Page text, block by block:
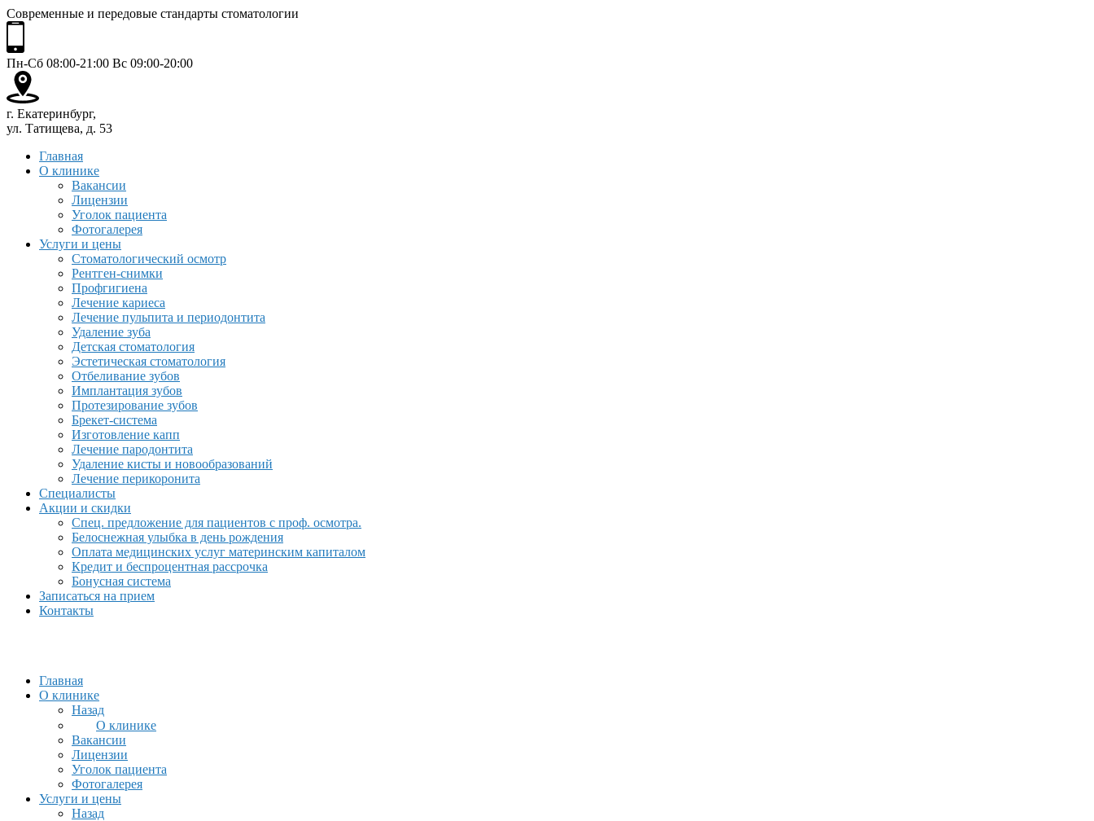
Современные и передовые стандарты стоматологии
Пн-Сб 08:00-21:00 Вс 09:00-20:00
г. Екатеринбург,
ул. Татищева, д. 53
Главная
О клинике
Вакансии
Лицензии
Уголок пациента
Фотогалерея
Услуги и цены
Стоматологический осмотр
Рентген-снимки
Профгигиена
Лечение кариеса
Лечение пульпита и периодонтита
Удаление зуба
Детская стоматология
Эстетическая стоматология
Отбеливание зубов
Имплантация зубов
Протезирование зубов
Брекет-система
Изготовление капп
Лечение пародонтита
Удаление кисты и новообразований
Лечение перикоронита
Специалисты
Акции и скидки
Спец. предложение для пациентов с проф. осмотра.
Белоснежная улыбка в день рождения
Оплата медицинских услуг материнским капиталом
Кредит и беспроцентная рассрочка
Бонусная система
Записаться на прием
Контакты
Главная
О клинике
Назад
О клинике
Вакансии
Лицензии
Уголок пациента
Фотогалерея
Услуги и цены
Назад